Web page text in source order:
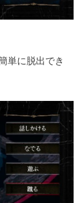
単に脱出でき